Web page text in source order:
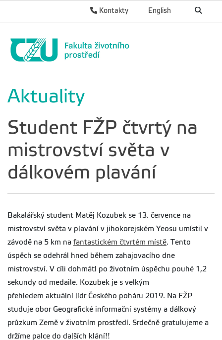
English
Kontakty
Aktuality
Student FŽP čtvrtý na
mistrovství světa v
dálkovém plavání
Bakalářský student Matěj Kozubek se 13. července na
mistrovství světa v plavání v jihokorejském Yeosu umístil v
závodě na 5 km na fantastickém čtvrtém místě. Tento
úspěch se odehrál hned během zahajovacího dne
mistrovství. V cíli dohmátl po životním úspěchu pouhé 1,2
sekundy od medaile. Kozubek je s velkým
přehledem aktuální lídr Českého poháru 2019. Na FŽP
studuje obor Geografické informační systémy a dálkový
průzkum Země v životním prostředí. Srdečně gratulujeme a
držíme palce do dalších klání!!